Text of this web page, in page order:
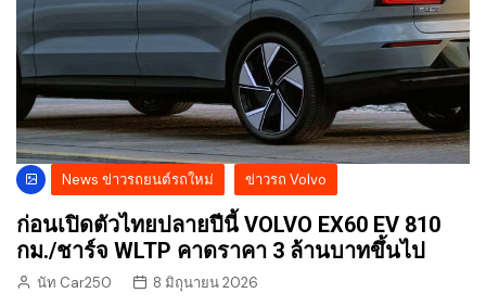
News ข่าวรถยนต์รถใหม่ ข่าวรถ Volvo
ก่อนเปิดตัวไทยปลายปีนี้ VOLVO EX60 EV 810
กม./ชาร์จ WLTP คาดราคา 3 ล้านบาทขึ้นไป
นัท Car250 8 มิถุนายน 2026